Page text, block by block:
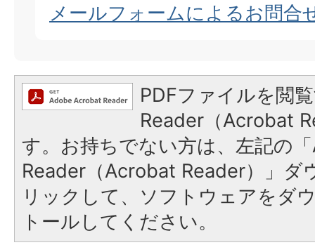
メールフォームによるお問合
PDFファイルを閲
Reader（Acrobat
す。お持ちでない方は、左記の
Reader（Acrobat Reader）」ダ
リックして、ソフトウェアをダ
トールしてください。